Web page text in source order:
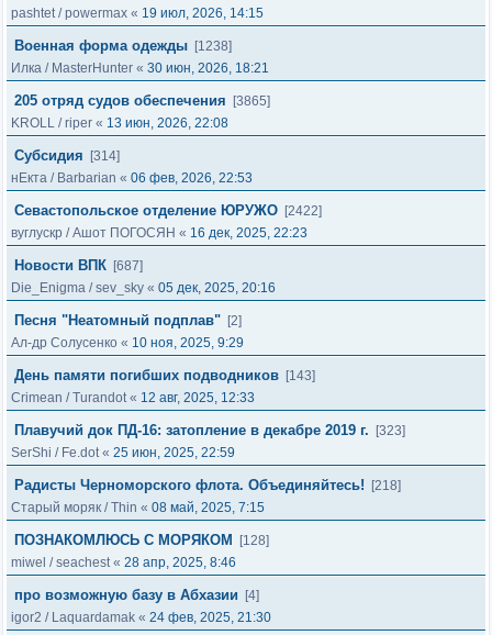
pashtet/powermax « 19 июл, 2026, 14:15
Военная форма одежды [1238]
Илка / MasterHunter « 30 июн, 2026, 18:21
205 отряд судов обеспечения
[3865]
KROLL /riper « 13 июн, 2026, 22:08
Субсидия
[314]
нЕкта / Barbarian « 06 фев, 2026, 22:53
Севастопольское отделение ЮРУЖО [2422]
вуглускр /Ашот ПОГОСЯН « 16 дек, 2025, 22:23
Новости ВПК [687]
Die_Enigma /sev_sky « 05 дек, 2025, 20:16
Песня "Неатомный подплав" [2]
Ал-др Солусенко « 10 ноя, 2025, 9:29
День памяти погибших подводников [143]
Crimean /Turandot« 12 авг, 2025, 12:33
Плавучий док ПД-16: затопление в декабре 2019 г.
[323]
SerShi / Fe.dot« 25 июн, 2025, 22:59
Радисты Черноморского флота. Объединяйтесь!
[218]
Старый моряк /Thin « 08 май, 2025, 7:15
ПОЗНАКОМЛЮСЬ С МОРЯКОМ
[128]
miwel /seachest« 28 апр, 2025, 8:46
про возможную базу в Абхазии
[4]
igor2 / Laquardamak « 24 фев, 2025, 21:30